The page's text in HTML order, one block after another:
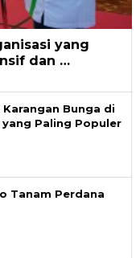
yang
dan …
Bunga di
Paling Populer
Tanam Perdana